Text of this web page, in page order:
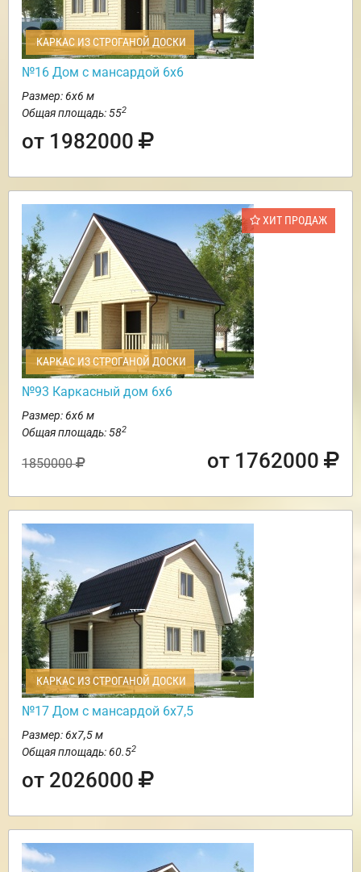
КАРКАС ИЗ СТРОГАНОЙ ДОСКИ
№16 Дом с мансардой 6х6
Размер: 6х6 м
Общая площадь: 552
от 1982000
ХИТ ПРОДАЖ
КАРКАС ИЗ СТРОГАНОЙ ДОСКИ
№93 Каркасный дом 6х6
Размер: 6х6 м
Общая площадь: 582
1850000 от 1762000
КАРКАС ИЗ СТРОГАНОЙ ДОСКИ
№17 Дом с мансардой 6х7,5
Размер: 6х7,5 м
Общая площадь: 60.52
от 2026000